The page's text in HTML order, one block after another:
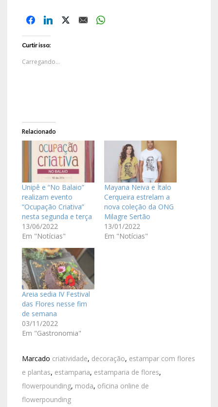
Curtir isso:
Carregando...
Relacionado
Unipê e “No Balaio”
realizam evento
“Ocupação Criativa”
nesta segunda e terça
13/06/2022
Em "Notícias"
Mayana Neiva e Ítalo
Cerqueira estrelam a
nova coleção da ONG
Milagre Sertão
13/01/2022
Em "Notícias"
Areia sedia IV Festival
das Flores nesse fim
de semana
03/11/2022
Em "Gastronomia"
Marcado criatividade, decoração, estampar com flores
e plantas, estamparia, estamparia de flores,
flowerpounding, moda, oficina online de
flowerpounding